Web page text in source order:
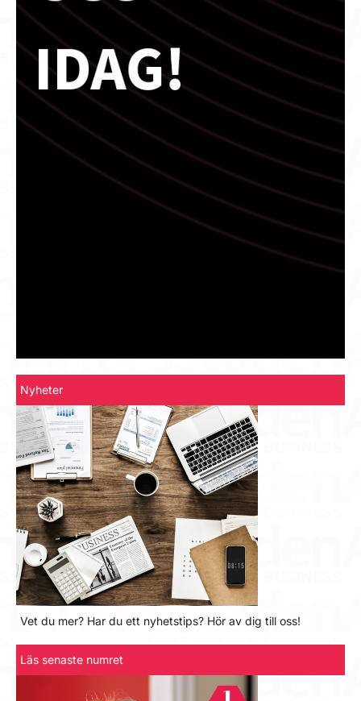
Nyheter
Vet du mer? Har du ett nyhetstips? Hör av dig till oss!
Läs senaste numret